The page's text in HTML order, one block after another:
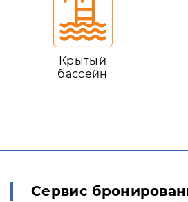
Крытый
бассейн
Сервис